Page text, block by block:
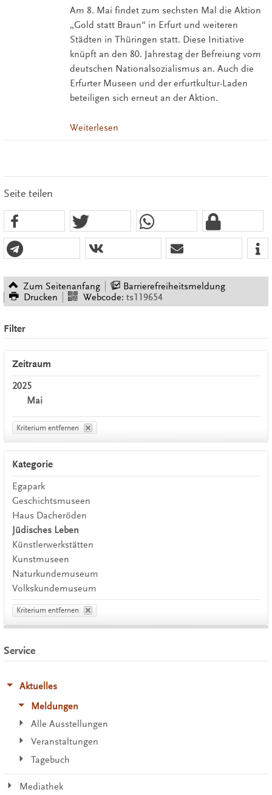
Am 8. Mai findet zum sechsten Mal die Aktion
„Gold statt Braun“ in Erfurt und weiteren
Städten in Thüringen statt. Diese Initiative
knüpft an den 80. Jahrestag der Befreiung vom
deutschen Nationalsozialismus an. Auch die
Erfurter Museen und der erfurtkultur-Laden
beteiligen sich erneut an der Aktion.
Weiterlesen
Seite teilen
Zum Seitenanfang
Barrierefreiheitsmeldung
Drucken
Webcode: ts119654
Filter
Zeitraum
2025
Mai
Kriterium entfernen
Kategorie
Egapark
Geschichtsmuseen
Haus Dacheröden
Jüdisches Leben
Künstlerwerkstätten
Kunstmuseen
Naturkundemuseum
Volkskundemuseum
Kriterium entfernen
Service
Aktuelles
Meldungen
Alle Ausstellungen
Veranstaltungen
Tagebuch
Mediathek